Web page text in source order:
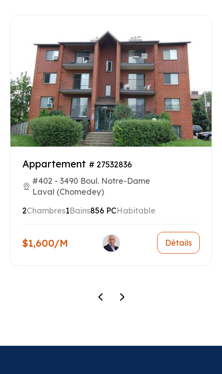
Appartement # 27532836
#402 - 3490 Boul. Notre-Dame
Laval (Chomedey)
2Chambres1Bains856 PCHabitable
$1,600/M Détails